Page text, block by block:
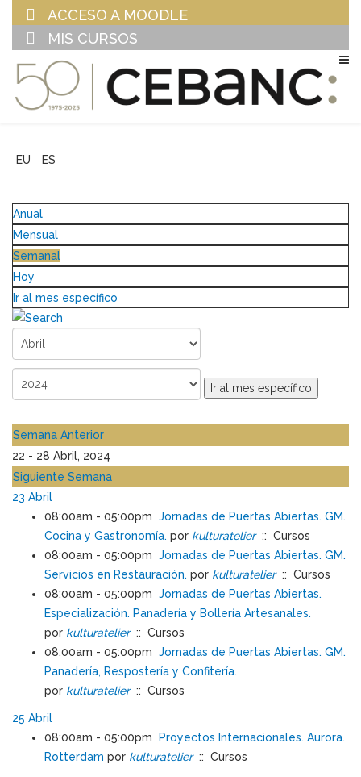
ACCESO A MOODLE
MIS CURSOS
EU ES
Anual
Mensual
Semanal
Hoy
Ir al mes específico
Ir al mes específico
Semana Anterior
22 - 28 Abril, 2024
Siguiente Semana
23 Abril
08:00am - 05:00pm Jornadas de Puertas Abiertas. GM.
Cocina y Gastronomía. por kulturatelier:: Cursos
08:00am - 05:00pm Jornadas de Puertas Abiertas. GM.
Servicios en Restauración. por kulturatelier:: Cursos
08:00am - 05:00pm Jornadas de Puertas Abiertas.
Especialización. Panadería y Bollería Artesanales.
por kulturatelier:: Cursos
08:00am - 05:00pm Jornadas de Puertas Abiertas. GM.
Panadería, Respostería y Confitería.
por kulturatelier:: Cursos
25 Abril
08:00am - 05:00pm
Proyectos Internacionales. Aurora.
Rotterdam por kulturatelier:: Cursos